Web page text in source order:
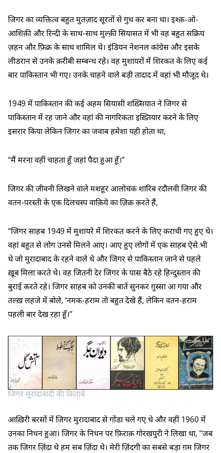
जिगर का व्यक्तित्व बहुत मुतज़ाद सूरतों से गुथ कर बना था। इश्क़-ओ-
आशिक़ी और रिन्दी के साथ-साथ मुल्क़ी सियासत में भी वह बहुत सक्रिय
ज़हन और फ़िक्र के साथ शामिल थे। इंडियन नेशनल कांग्रेस और इसके
लीडरान से उनके क़रीबी सम्बन्ध रहे। वह मुशायरों में शिरकत के लिए कई
बार पाकिस्तान भी गए। उनके चाहने वाले बड़ी तादाद में वहां भी मौजूद थे।
1949 में पाकिस्तान की कई अहम सियासी शख़्सियात ने जिगर से
पाकिस्तान में रह जाने और वहां की नागरिकता इख़्तियार करने के लिए
इसरार किया लेकिन जिगर का जवाब हमेशा यही होता था,
“मैं मरना वहीं चाहता हूँ जहां पैदा हुआ हूँ।”
जिगर की जीवनी लिखने वाले मशहूर आलोचक शारिब रदौलवी जिगर की
वतन-परस्ती के एक दिलचस्प वाक़िये का ज़िक्र करते हैं,
“जिगर साहब 1949 में मुशायरे में शिरकत करने के लिए कराची गए हुए थे।
वहां बहुत से लोग उनसे मिलने आए। आए हुए लोगों में एक साहब ऐसे भी
थे जो मुरादाबाद के रहने वाले थे और जिगर से पाकिस्तान जाने से पहले
ख़ूब मिला करते थे। वह जितनी देर जिगर के पास बैठे रहे हिन्दुस्तान की
बुराई करते रहे। जिगर साहब को उनकी बातें सुनकर ग़ुस्सा आ गया और
तल्ख़ लहजे में बोले, ‘नमक-हराम तो बहुत देखे हैं, लेकिन वतन-हराम
पहली बार देख रहा हूँ।”
जिगर मुरादाबादी की किताबें
आख़िरी बरसों में जिगर मुरादाबाद से गोंडा चले गए थे और वहीं 1960 में
उनका निधन हुआ। जिगर के निधन पर फ़िराक़ गोरखपुरी ने लिखा था, “जब
तक जिगर ज़िंदा थे हम सब ज़िंदा थे। मेरी ज़िंदगी का सबसे बड़ा ग़म जिगर